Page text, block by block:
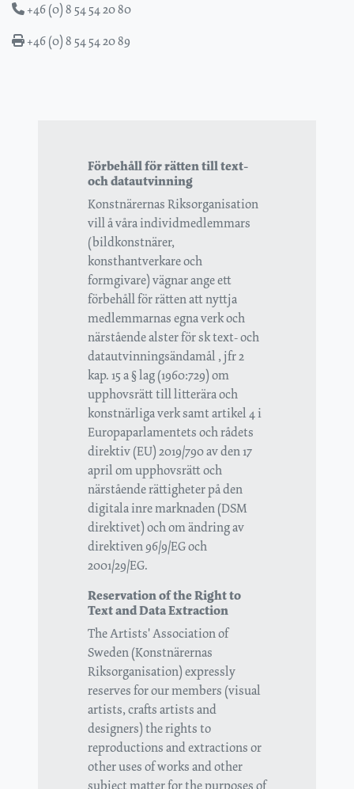
+46 (0) 8 54 54 20 80
+46 (0) 8 54 54 20 89
Förbehåll för rätten till text-
och datautvinning
Konstnärernas Riksorganisation
vill å våra individmedlemmars
(bildkonstnärer,
konsthantverkare och
formgivare) vägnar ange ett
förbehåll för rätten att nyttja
medlemmarnas egna verk och
närstående alster för sk text- och
datautvinningsändamål , jfr 2
kap. 15 a § lag (1960:729) om
upphovsrätt till litterära och
konstnärliga verk samt artikel 4 i
Europaparlamentets och rådets
direktiv (EU) 2019/790 av den 17
april om upphovsrätt och
närstående rättigheter på den
digitala inre marknaden (DSM
direktivet) och om ändring av
direktiven 96/9/EG och
2001/29/EG.
Reservation of the Right to
Text and Data Extraction
The Artists' Association of
Sweden (Konstnärernas
Riksorganisation) expressly
reserves for our members (visual
artists, crafts artists and
designers) the rights to
reproductions and extractions or
other uses of works and other